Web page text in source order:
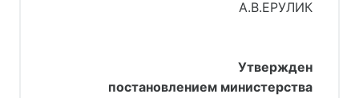
А.В.ЕРУЛИК
Утвержден
постановлением министерства